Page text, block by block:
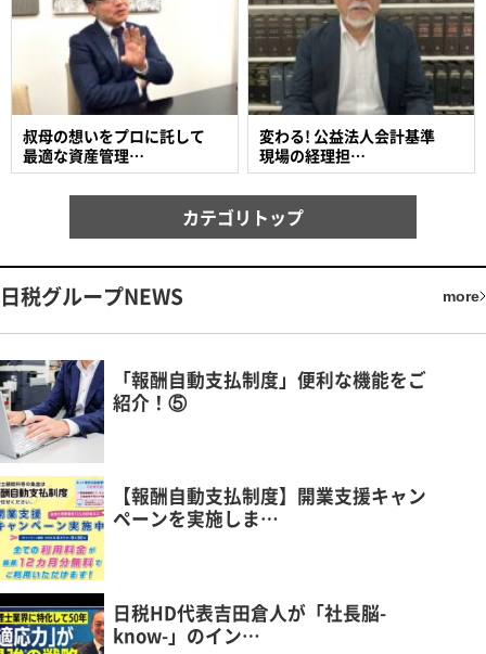
変わる! 公益法人会計基準
現場の経理担…
叔母の想いをプロに託して
最適な資産管理…
カテゴリトップ
日税グループNEWS more
「報酬自動支払制度」便利な機能をご
紹介！⑤
【報酬自動支払制度】開業支援キャン
ペーンを実施しま…
日税HD代表吉田倉人が「社長脳-
know-」のイン…